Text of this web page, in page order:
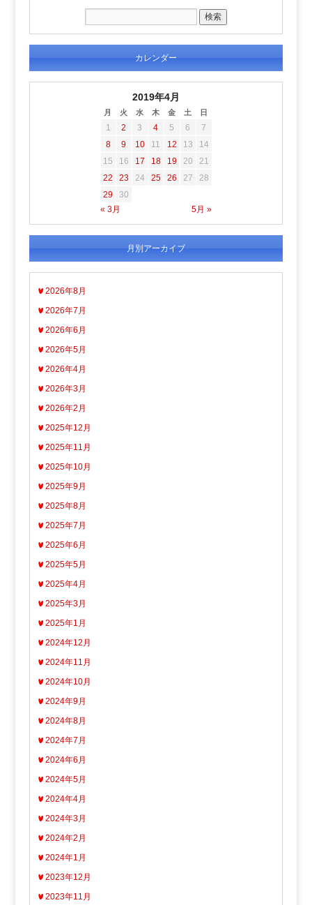
カレンダー
2019年4月
月 火 水 木 金 土 日
« 3月 5月 »
1 2 3 4 5 6
7
8
9 10 11 12 13
14
15
16 17 18 19 20
21
22
23 24 25 26 27
28
29
30
月別アーカイブ
2026年8月
2026年7月
2026年6月
2026年5月
2026年4月
2026年3月
2026年2月
2025年12月
2025年11月
2025年10月
2025年9月
2025年8月
2025年7月
2025年6月
2025年5月
2025年4月
2025年3月
2025年1月
2024年12月
2024年11月
2024年10月
2024年9月
2024年8月
2024年7月
2024年6月
2024年5月
2024年4月
2024年3月
2024年2月
2024年1月
2023年12月
2023年11月